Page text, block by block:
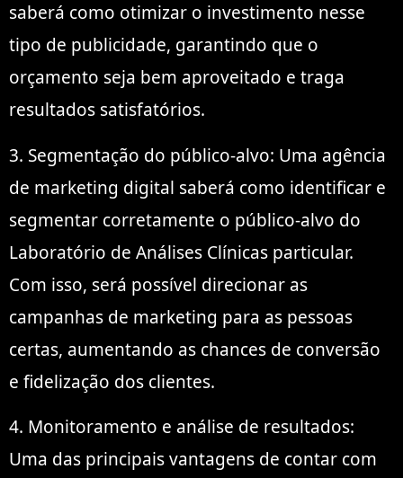
saberá como otimizar o investimento nesse
tipo de publicidade, garantindo que o
orçamento seja bem aproveitado e traga
resultados satisfatórios.
3. Segmentação do público-alvo: Uma agência
de marketing digital saberá como identificar e
segmentar corretamente o público-alvo do
Laboratório de Análises Clínicas particular.
Com isso, será possível direcionar as
campanhas de marketing para as pessoas
certas, aumentando as chances de conversão
e fidelização dos clientes.
4. Monitoramento e análise de resultados:
Uma das principais vantagens de contar com